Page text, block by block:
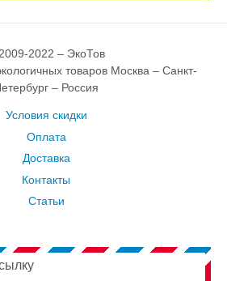
2022 – ЭкоТов
товаров Москва – Санкт-
– Россия
Условия скидки
Оплата
Доставка
Контакты
Статьи